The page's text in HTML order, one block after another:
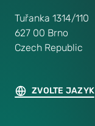
ZVOLTE JAZYK
Tuřanka 1314/110
627 00 Brno
Czech Republic